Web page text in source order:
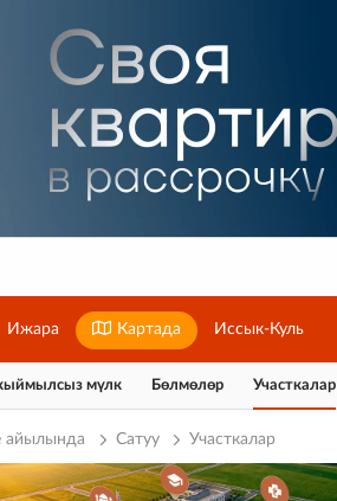
Ижара Картада Иссык-Куль
мүлк Бөлмөлөр Участкалар
айылында Сатуу Участкалар